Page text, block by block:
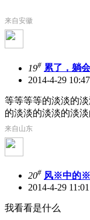
来自安徽
19# 累了，躺会
2014-4-29 10:47
等等等等的淡淡的
的淡淡的淡淡的淡淡
来自山东
20# 风※中的
2014-4-29 11:01
我看看是什么